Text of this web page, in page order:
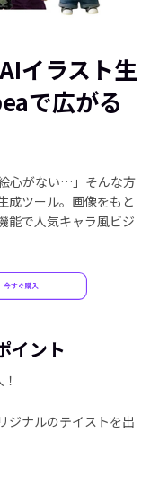
イラスト生
で広がる
心がない…」そんな方
成ツール。画像をもと
能で人気キャラ風ビジ
イント
ジナルのテイストを出